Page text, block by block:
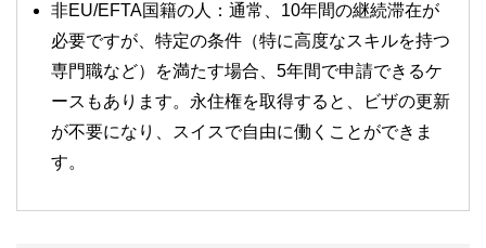
非EU/EFTA国籍の人：通常、10年間の継続滞在が
必要ですが、特定の条件（特に高度なスキルを持つ
専門職など）を満たす場合、5年間で申請できるケ
ースもあります。永住権を取得すると、ビザの更新
が不要になり、スイスで自由に働くことができま
す。